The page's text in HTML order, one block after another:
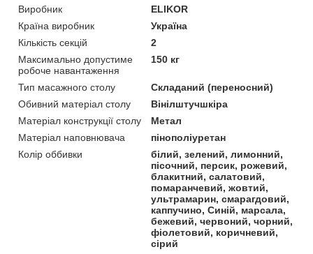
Виробник
ELIKOR
Країна виробник
Україна
Кількість секцій
2
Максимально допустиме
робоче навантаження
150 кг
Тип масажного столу
Складаний (переносний)
Обивний матеріал столу
Вінілштучшкіра
Матеріал конструкції столу
Метал
Матеріал наповнювача
пінополіуретан
Колір оббивки
білий, зелений, лимонний,
пісочний, персик, рожевий,
блакитний, салатовий,
помаранчевий, жовтий,
ультрамарин, смарагдовий,
каппучино, Синій, марсала,
бежевий, червоний, чорний,
фіолетовий, коричневий,
сірий